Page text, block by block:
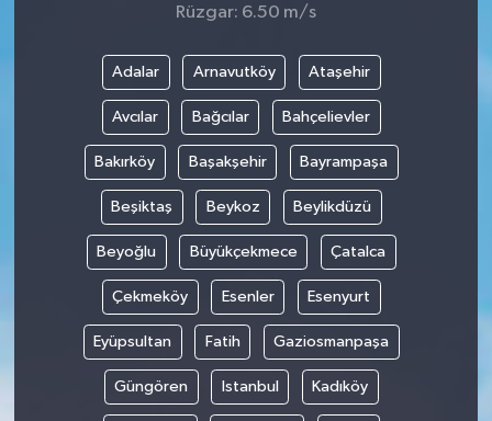
Rüzgar: 6.50 m/s
Adalar Arnavutköy Ataşehir
Avcılar Bağcılar Bahçelievler
Bakırköy Başakşehir Bayrampaşa
Beşiktaş Beykoz Beylikdüzü
Beyoğlu Büyükçekmece Çatalca
Çekmeköy Esenler Esenyurt
Eyüpsultan Fatih Gaziosmanpaşa
Güngören Istanbul Kadıköy